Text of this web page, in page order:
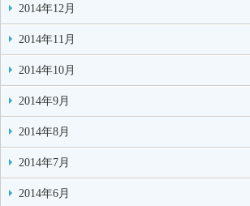
2014年12月
2014年11月
2014年10月
2014年9月
2014年8月
2014年7月
2014年6月